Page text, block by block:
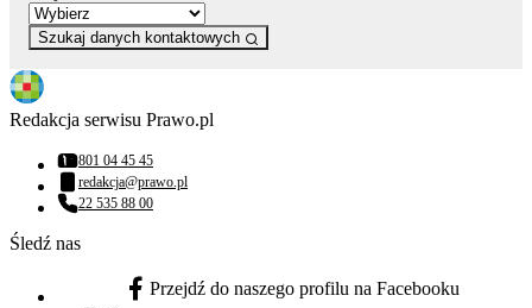
Szukaj danych kontaktowych
Redakcja serwisu Prawo.pl
Numer telefonu:
801 04 45 45
Adres email:
redakcja@prawo.pl
Numer telefonu:
22 535 88 00
Śledź nas
facebook - otwiera się w nowej karcie
Przejdź do naszego profilu na Facebooku